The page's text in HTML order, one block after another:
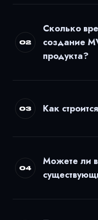
Сколько
создание
продукта?
Как
Можете ли